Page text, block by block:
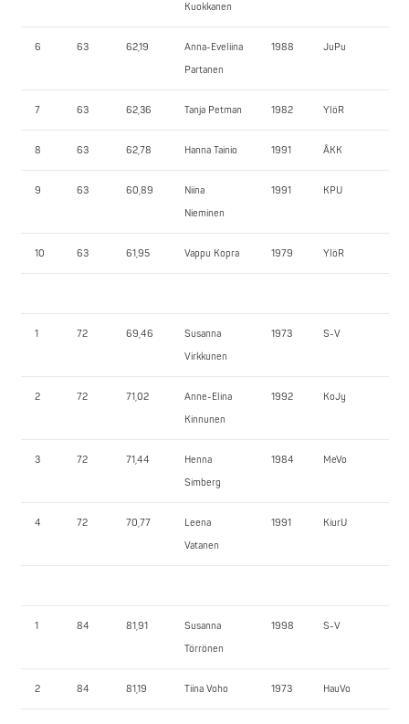
Kuokkanen
6 63 62,19
Anna-Eveliina
Partanen
1988 JuPu
7 63 62,36 Tanja Petman 1982 YlöR
8 63 62,78 Hanna Tainio 1991 ÅKK
9 63 60,89
Niina
Nieminen
1991 KPU
10 63 61,95 Vappu Kopra 1979 YlöR
1 72 69,46
Susanna
Virkkunen
1973 S-V
2 72 71,02
Anne-Elina
Kinnunen
1992 KoJy
3 72 71,44
Henna
Simberg
1984 MeVo
4 72 70,77
Leena
Vatanen
1991 KiurU
1 84 81,91
Susanna
Törrönen
1998 S-V
2 84 81,19 Tiina Voho 1973 HauVo